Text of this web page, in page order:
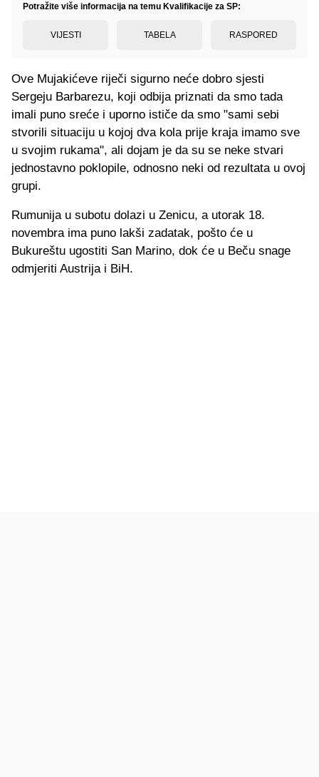
Potražite više informacija na temu Kvalifikacije za SP:
VIJESTI TABELA RASPORED
Ove Mujakićeve riječi sigurno neće dobro sjesti
Sergeju Barbarezu, koji odbija priznati da smo tada
imali puno sreće i uporno ističe da smo "sami sebi
stvorili situaciju u kojoj dva kola prije kraja imamo sve
u svojim rukama", ali dojam je da su se neke stvari
jednostavno poklopile, odnosno neki od rezultata u ovoj
grupi.
Rumunija u subotu dolazi u Zenicu, a utorak 18.
novembra ima puno lakši zadatak, pošto će u
Bukureštu ugostiti San Marino, dok će u Beču snage
odmjeriti Austrija i BiH.